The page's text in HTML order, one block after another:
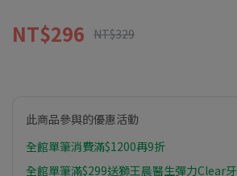
NT$296 NT$329
此商品參與的優惠活動
全館單筆消費滿$1200再9折
全館單筆滿$299送獅王晨醫生彈力Clear